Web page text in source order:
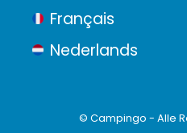
Français
Nederlands
© Campingo - Alle